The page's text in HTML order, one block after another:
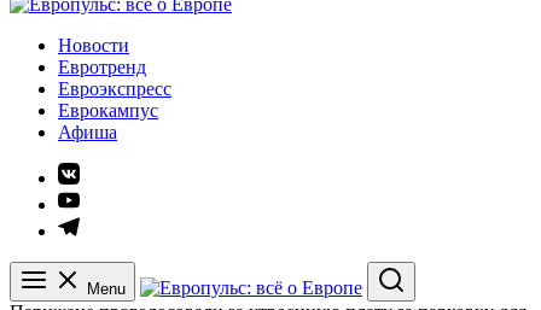
Европульс: всё о Европе
Новости
Евротренд
Евроэкспресс
Еврокампус
Афиша
Элемент
меню
Элемент
меню
Элемент
Menu
Search